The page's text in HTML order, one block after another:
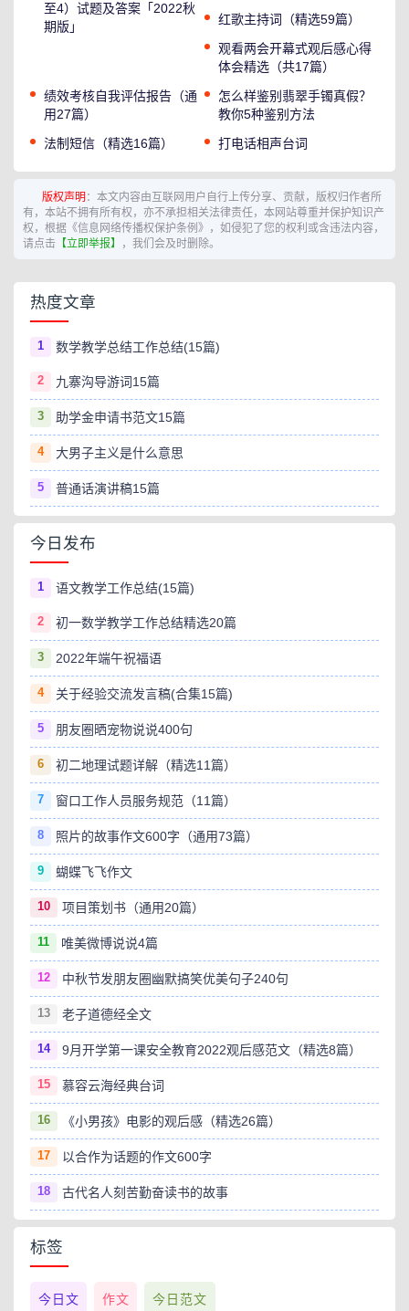
至4）试题及答案「2022秋
期版」
红歌主持词（精选59篇）
观看两会开幕式观后感心得
体会精选（共17篇）
绩效考核自我评估报告（通
用27篇）
怎么样鉴别翡翠手镯真假？
教你5种鉴别方法
法制短信（精选16篇）
打电话相声台词
版权声明 ：本文内容由互联网用户自行上传分享、贡献，版权归作者所
有，本站不拥有所有权，亦不承担相关法律责任，本网站尊重并保护知识产
权，根据《信息网络传播权保护条例》，如侵犯了您的权利或含违法内容，
请点击 【立即举报】 ，我们会及时删除。
热度文章
1 数学教学总结工作总结(15篇)
2 九寨沟导游词15篇
3 助学金申请书范文15篇
4 大男子主义是什么意思
5 普通话演讲稿15篇
今日发布
1 语文教学工作总结(15篇)
2 初一数学教学工作总结精选20篇
3 2022年端午祝福语
4 关于经验交流发言稿(合集15篇)
5 朋友圈晒宠物说说400句
6 初二地理试题详解（精选11篇）
7 窗口工作人员服务规范（11篇）
8 照片的故事作文600字（通用73篇）
9 蝴蝶飞飞作文
10 项目策划书（通用20篇）
11 唯美微博说说4篇
12 中秋节发朋友圈幽默搞笑优美句子240句
13 老子道德经全文
14 9月开学第一课安全教育2022观后感范文（精选8篇）
15 慕容云海经典台词
16 《小男孩》电影的观后感（精选26篇）
17 以合作为话题的作文600字
18 古代名人刻苦勤奋读书的故事
标签
今日文 作文 今日范文